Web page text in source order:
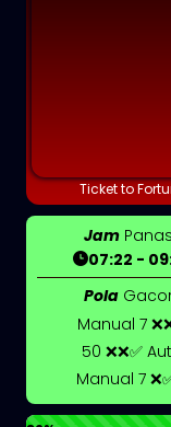
Ticket to
Jam
07:22 -
Pola
Manual 7
50 ❌❌✅
Manual 7